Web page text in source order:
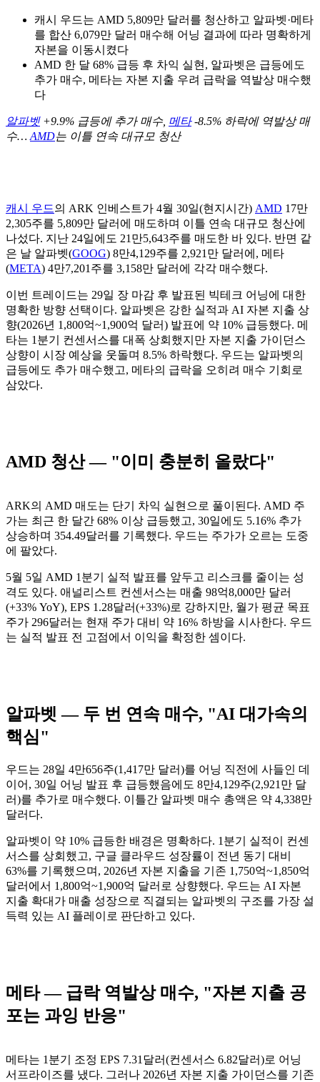
캐시 우드는 AMD 5,809만 달러를 청산하고 알파벳·메타
를 합산 6,079만 달러 매수해 어닝 결과에 따라 명확하게
자본을 이동시켰다
AMD 한 달 68% 급등 후 차익 실현, 알파벳은 급등에도
추가 매수, 메타는 자본 지출 우려 급락을 역발상 매수했
다
알파벳+9.9% 급등에 추가 매수, 메타-8.5% 하락에 역발상 매
수… AMD는 이틀 연속 대규모 청산
캐시 우드의 ARK 인베스트가 4월 30일(현지시간) AMD 17만
2,305주를 5,809만 달러에 매도하며 이틀 연속 대규모 청산에
나섰다. 지난 24일에도 21만5,643주를 매도한 바 있다. 반면 같
은 날 알파벳(GOOG) 8만4,129주를 2,921만 달러에, 메타
(META) 4만7,201주를 3,158만 달러에 각각 매수했다.
이번 트레이드는 29일 장 마감 후 발표된 빅테크 어닝에 대한
명확한 방향 선택이다. 알파벳은 강한 실적과 AI 자본 지출 상
향(2026년 1,800억~1,900억 달러) 발표에 약 10% 급등했다. 메
타는 1분기 컨센서스를 대폭 상회했지만 자본 지출 가이던스
상향이 시장 예상을 웃돌며 8.5% 하락했다. 우드는 알파벳의
급등에도 추가 매수했고, 메타의 급락을 오히려 매수 기회로
삼았다.
AMD 청산 — "이미 충분히 올랐다"
ARK의 AMD 매도는 단기 차익 실현으로 풀이된다. AMD 주
가는 최근 한 달간 68% 이상 급등했고, 30일에도 5.16% 추가
상승하며 354.49달러를 기록했다. 우드는 주가가 오르는 도중
에 팔았다.
5월 5일 AMD 1분기 실적 발표를 앞두고 리스크를 줄이는 성
격도 있다. 애널리스트 컨센서스는 매출 98억8,000만 달러
(+33% YoY), EPS 1.28달러(+33%)로 강하지만, 월가 평균 목표
주가 296달러는 현재 주가 대비 약 16% 하방을 시사한다. 우드
는 실적 발표 전 고점에서 이익을 확정한 셈이다.
알파벳 — 두 번 연속 매수, "AI 대가속의
핵심"
우드는 28일 4만656주(1,417만 달러)를 어닝 직전에 사들인 데
이어, 30일 어닝 발표 후 급등했음에도 8만4,129주(2,921만 달
러)를 추가로 매수했다. 이틀간 알파벳 매수 총액은 약 4,338만
달러다.
알파벳이 약 10% 급등한 배경은 명확하다. 1분기 실적이 컨센
서스를 상회했고, 구글 클라우드 성장률이 전년 동기 대비
63%를 기록했으며, 2026년 자본 지출을 기존 1,750억~1,850억
달러에서 1,800억~1,900억 달러로 상향했다. 우드는 AI 자본
지출 확대가 매출 성장으로 직결되는 알파벳의 구조를 가장 설
득력 있는 AI 플레이로 판단하고 있다.
메타 — 급락 역발상 매수, "자본 지출 공
포는 과잉 반응"
메타는 1분기 조정 EPS 7.31달러(컨센서스 6.82달러)로 어닝
서프라이즈를 냈다. 그러나 2026년 자본 지출 가이던스를 기존